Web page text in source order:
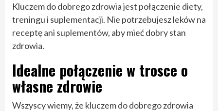
Kluczem do dobrego zdrowia jest połączenie diety,
treningu i suplementacji. Nie potrzebujesz leków na
receptę ani suplementów, aby mieć dobry stan
zdrowia.
Idealne połączenie w trosce o
własne zdrowie
Wszyscy wiemy, że kluczem do dobrego zdrowia